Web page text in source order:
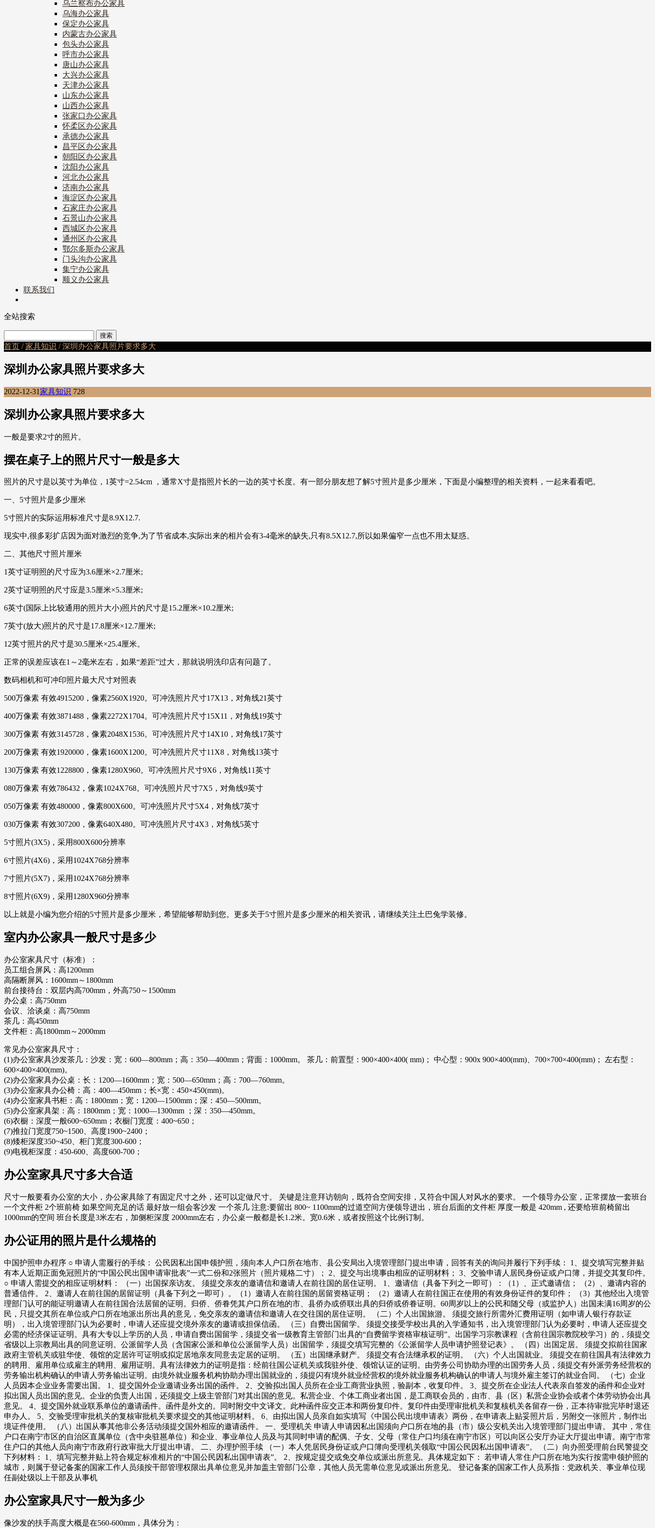
乌兰察布办公家具
乌海办公家具
保定办公家具
内蒙古办公家具
包头办公家具
呼市办公家具
唐山办公家具
大兴办公家具
天津办公家具
山东办公家具
山西办公家具
张家口办公家具
怀柔区办公家具
承德办公家具
昌平区办公家具
朝阳区办公家具
沈阳办公家具
河北办公家具
济南办公家具
海淀区办公家具
石家庄办公家具
石景山办公家具
西城区办公家具
通州区办公家具
鄂尔多斯办公家具
门头沟办公家具
集宁办公家具
顺义办公家具
联系我们
全站搜索
首页 /家具知识 / 深圳办公家具照片要求多大
深圳办公家具照片要求多大
2022-12-31家具知识 728
深圳办公家具照片要求多大
一般是要求2寸的照片。
摆在桌子上的照片尺寸一般是多大
照片的尺寸是以英寸为单位，1英寸=2.54cm ，通常X寸是指照片长的一边的英寸长度。有一部分朋友想了解5寸照片是多少厘米，下面是小编整理的相关资料，一起来看看吧。
一、5寸照片是多少厘米
5寸照片的实际运用标准尺寸是8.9X12.7.
现实中,很多彩扩店因为面对激烈的竞争,为了节省成本,实际出来的相片会有3-4毫米的缺失,只有8.5X12.7,所以如果偏窄一点也不用太疑惑。
二、其他尺寸照片厘米
1英寸证明照的尺寸应为3.6厘米×2.7厘米;
2英寸证明照的尺寸应是3.5厘米×5.3厘米;
6英寸(国际上比较通用的照片大小)照片的尺寸是15.2厘米×10.2厘米;
7英寸(放大)照片的尺寸是17.8厘米×12.7厘米;
12英寸照片的尺寸是30.5厘米×25.4厘米。
正常的误差应该在1～2毫米左右，如果“差距”过大，那就说明洗印店有问题了。
数码相机和可冲印照片最大尺寸对照表
500万像素 有效4915200，像素2560X1920。可冲洗照片尺寸17X13，对角线21英寸
400万像素 有效3871488，像素2272X1704。可冲洗照片尺寸15X11，对角线19英寸
300万像素 有效3145728，像素2048X1536。可冲洗照片尺寸14X10，对角线17英寸
200万像素 有效1920000，像素1600X1200。可冲洗照片尺寸11X8，对角线13英寸
130万像素 有效1228800，像素1280X960。可冲洗照片尺寸9X6，对角线11英寸
080万像素 有效786432，像素1024X768。可冲洗照片尺寸7X5，对角线9英寸
050万像素 有效480000，像素800X600。可冲洗照片尺寸5X4，对角线7英寸
030万像素 有效307200，像素640X480。可冲洗照片尺寸4X3，对角线5英寸
5寸照片(3X5)，采用800X600分辨率
6寸照片(4X6)，采用1024X768分辨率
7寸照片(5X7)，采用1024X768分辨率
8寸照片(6X9)，采用1280X960分辨率
以上就是小编为您介绍的5寸照片是多少厘米，希望能够帮助到您。更多关于5寸照片是多少厘米的相关资讯，请继续关注土巴兔学装修。
室内办公家具一般尺寸是多少
办公室家具尺寸（标准）：
员工组合屏风：高1200mm
高隔断屏风：1600mm～1800mm
前台接待台：双层内高700mm，外高750～1500mm
办公桌：高750mm
会议、洽谈桌：高750mm
茶几：高450mm
文件柜：高1800mm～2000mm
常见办公室家具尺寸：
(1)办公室家具沙发茶几：沙发：宽：600—800mm；高：350—400mm；背面：1000mm。 茶几：前置型：900×400×400( mm)； 中心型：900x 900×400(mm)、700×700×400(mm)； 左右型：
600×400×400(mm)。
(2)办公室家具办公桌：长：1200—1600mm；宽：500—650mm；高：700—760mm。
(3)办公室家具办公椅：高：400—450mm；长×宽：450×450(mm)。
(4)办公室家具书柜：高：1800mm；宽：1200—1500mm；深：450—500mm。
(5)办公室家具架：高：1800mm；宽：1000—1300mm ；深：350—450mm。
(6)衣橱：深度一般600~650mm；衣橱门宽度：400~650；
(7)推拉门宽度750~1500、高度1900~2400；
(8)矮柜深度350~450、柜门宽度300-600；
(9)电视柜深度：450-600、高度600-700；
办公室家具尺寸多大合适
尺寸一般要看办公室的大小，办公家具除了有固定尺寸之外，还可以定做尺寸。 关键是注意拜访朝向，既符合空间安排，又符合中国人对风水的要求。 一个领导办公室，正常摆放一套班台
一个文件柜 2个班前椅 如果空间充足的话 最好放一组会客沙发 一个茶几 注意:要留出 800~ 1100mm的过道空间方便领导进出，班台后面的文件柜 厚度一般是 420mm , 还要给班前椅留出
1000mm的空间 班台长度是3米左右，加侧柜深度 2000mm左右，办公桌一般都是长1.2米。宽0.6米，或者按照这个比例订制。
办公证用的照片是什么规格的
中国护照申办程序 ○ 申请人需履行的手续： 公民因私出国申领护照，须向本人户口所在地市、县公安局出入境管理部门提出申请，回答有关的询问并履行下列手续： 1、提交填写完整并贴
有本人近期正面免冠照片的“中国公民出国申请审批表”一式二份和2张照片（照片规格二寸）； 2、提交与出境事由相应的证明材料； 3、交验申请人居民身份证或户口簿，并提交其复印件。
○ 申请人需提交的相应证明材料： （一）出国探亲访友。 须提交亲友的邀请信和邀请人在前往国的居住证明。 1、邀请信（具备下列之一即可）：（1）、正式邀请信； （2）、邀请内容的
普通信件。 2、邀请人在前往国的居留证明（具备下列之一即可）。（1）邀请人在前往国的居留资格证明； （2）邀请人在前往国正在使用的有效身份证件的复印件； （3）其他经出入境管
理部门认可的能证明邀请人在前往国合法居留的证明。归侨、侨眷凭其户口所在地的市、县侨办或侨联出具的归侨或侨眷证明。60周岁以上的公民和随父母（或监护人）出国未满16周岁的公
民，只提交其所在单位或户口所在地派出所出具的意见，免交亲友的邀请信和邀请人在交往国的居住证明。 （二）个人出国旅游。 须提交旅行所需外汇费用证明（如申请人银行存款证
明），出入境管理部门认为必要时，申请人还应提交境外亲友的邀请或担保信函。 （三）自费出国留学。 须提交接受学校出具的入学通知书，出入境管理部门认为必要时，申请人还应提交
必需的经济保证证明。具有大专以上学历的人员，申请自费出国留学，须提交省一级教育主管部门出具的“自费留学资格审核证明”。出国学习宗教课程（含前往国宗教院校学习）的，须提交
省级以上宗教局出具的同意证明。公派留学人员（含国家公派和单位公派留学人员）出国留学，须提交填写完整的《公派留学人员申请护照登记表》。 （四）出国定居。 须提交拟前往国家
政府主管机关或驻华使、领馆的定居许可证明或拟定居地亲友同意去定居的证明。 （五）出国继承财产。 须提交有合法继承权的证明。 （六）个人出国就业。 须提交在前往国具有法律效力
的聘用、雇用单位或雇主的聘用、雇用证明。具有法律效力的证明是指：经前往国公证机关或我驻外使、领馆认证的证明。由劳务公司协助办理的出国劳务人员，须提交有外派劳务经营权的
劳务输出机构确认的申请人劳务输出证明。由境外就业服务机构协助办理出国就业的，须提闪有境外就业经营权的境外就业服务机构确认的申请人与境外雇主签订的就业合同。 （七）企业
人员因本企业业务需要出国。 1、提交国外企业邀请业务出国的函件。 2、交验拟出国人员所在企业工商营业执照，验副本，收复印件。 3、提交所在企业法人代表亲自签发的函件和企业对
拟出国人员出国的意见。企业的负责人出国，还须提交上级主管部门对其出国的意见。私营企业、个体工商业者出国，是工商联会员的，由市、县（区）私营企业协会或者个体劳动协会出具
意见。 4、提交国外就业联系单位的邀请函件。函件是外文的。同时附交中文译文。此种函件应交正本和两份复印件。复印件由受理审批机关和复核机关各留存一份，正本待审批完毕时退还
申办人。 5、交验受理审批机关的复核审批机关要求提交的其他证明材料。 6、由拟出国人员亲自如实填写《中国公民出境申请表》两份，在申请表上贴妥照片后，另附交一张照片，制作出
境证件使用。 （八）出国从事其他非公务活动须提交国外相应的邀请函件。 一、受理机关 申请人申请因私出国须向户口所在地的县（市）级公安机关出入境管理部门提出申请。 其中，常住
户口在南宁市区的自治区直属单位（含中央驻邕单位）和企业、事业单位人员及与其同时申请的配偶、子女、父母（常住户口均须在南宁市区）可以向区公安厅办证大厅提出申请。南宁市常
住户口的其他人员向南宁市政府行政审批大厅提出申请。 二、办理护照手续 （一）本人凭居民身份证或户口簿向受理机关领取“中国公民因私出国申请表”。 （二）向办照受理前台民警提交
下列材料： 1、填写完整并贴上符合规定标准相片的“中国公民因私出国申请表”。 2、按规定提交或免交单位或派出所意见。具体规定如下： 若申请人常住户口所在地为实行按需申领护照的
城市，则属于登记备案的国家工作人员须按干部管理权限出具单位意见并加盖主管部门公章，其他人员无需单位意见或派出所意见。 登记备案的国家工作人员系指：党政机关、事业单位现
任副处级以上干部及从事机
办公室家具尺寸一般为多少
像沙发的扶手高度大概是在560-600mm，具体分为：